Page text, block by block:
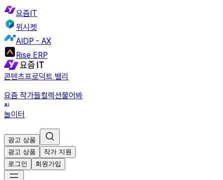
요즘IT
위시켓
AIDP - AX
Rise ERP
콘텐츠프로덕트 밸리
요즘 작가들컬렉션물어봐
놀이터
광고 상품
광고 상품
작가 지원
로그인
회원가입